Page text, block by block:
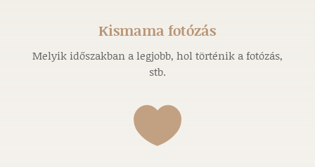
Kismama fotózás
Melyik időszakban a legjobb, hol történik a fotózás,
stb.
